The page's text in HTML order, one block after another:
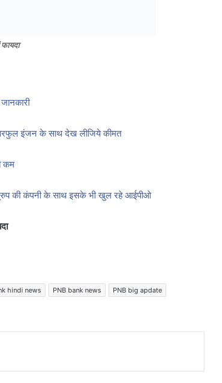
इंजन के साथ देख लीजिये कीमत
कम
की कंपनी के साथ इसके भी खुल रहे आईपीओ
hindi news PNB bank news
PNB big apdate